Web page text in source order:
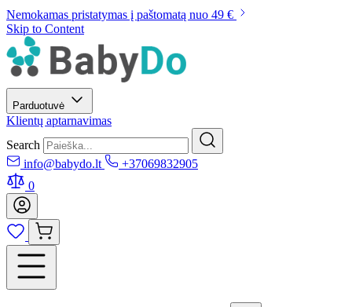
Nemokamas pristatymas į paštomatą nuo 49 €
Skip to Content
Parduotuvė
Klientų aptarnavimas
Search
info@babydo.lt
+37069832905
0